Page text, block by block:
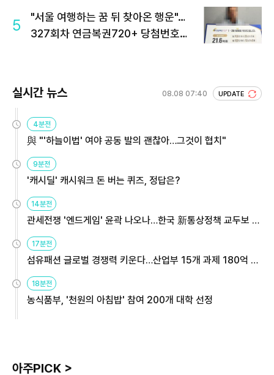
5
"서울 여행하는 꿈 뒤 찾아온 행운"…
327회차 연금복권720+ 당첨번호조
실시간 뉴스 08.08 07:40 UPDATE
4분전
與 "'하늘이법' 여야 공동 발의 괜찮아…그것이 협치"
9분전
'캐시딜' 캐시워크 돈 버는 퀴즈, 정답은?
14분전
관세전쟁 '엔드게임' 윤곽 나오나…한국 新통상정책 교두보 활
용해야
17분전
섬유패션 글로벌 경쟁력 키운다…산업부 15개 과제 180억 지
원
18분전
농식품부, '천원의 아침밥' 참여 200개 대학 선정
아주PICK >